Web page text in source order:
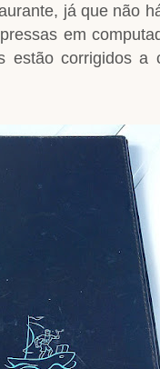
já que não
em
estão corrigidos a